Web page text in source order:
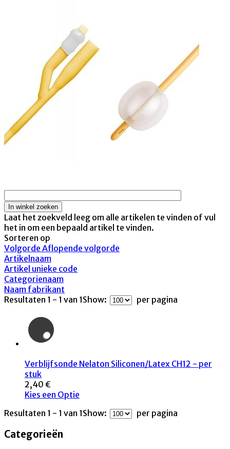
Laat het zoekveld leeg om alle artikelen te vinden of vul
het in om een bepaald artikel te vinden.
Sorteren op
Volgorde Aflopende volgorde
Artikelnaam
Artikel unieke code
Categorienaam
Naam fabrikant
Resultaten 1 - 1 van 1Show: per pagina
Verblijfsonde Nelaton Siliconen/Latex CH12 - per
stuk
2,40 €
Kies een Optie
Resultaten 1 - 1 van 1Show: per pagina
Categorieën